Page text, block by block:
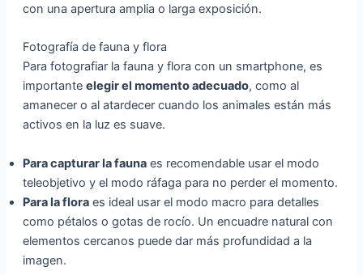
con una apertura amplia o larga exposición.
Fotografía de fauna y flora
Para fotografiar la fauna y flora con un smartphone, es
importante elegir el momento adecuado, como al
amanecer o al atardecer cuando los animales están más
activos en la luz es suave.
Para capturar la faunaes recomendable usar el modo
teleobjetivo y el modo ráfaga para no perder el momento.
Para la floraes ideal usar el modo macro para detalles
como pétalos o gotas de rocío. Un encuadre natural con
elementos cercanos puede dar más profundidad a la
imagen.